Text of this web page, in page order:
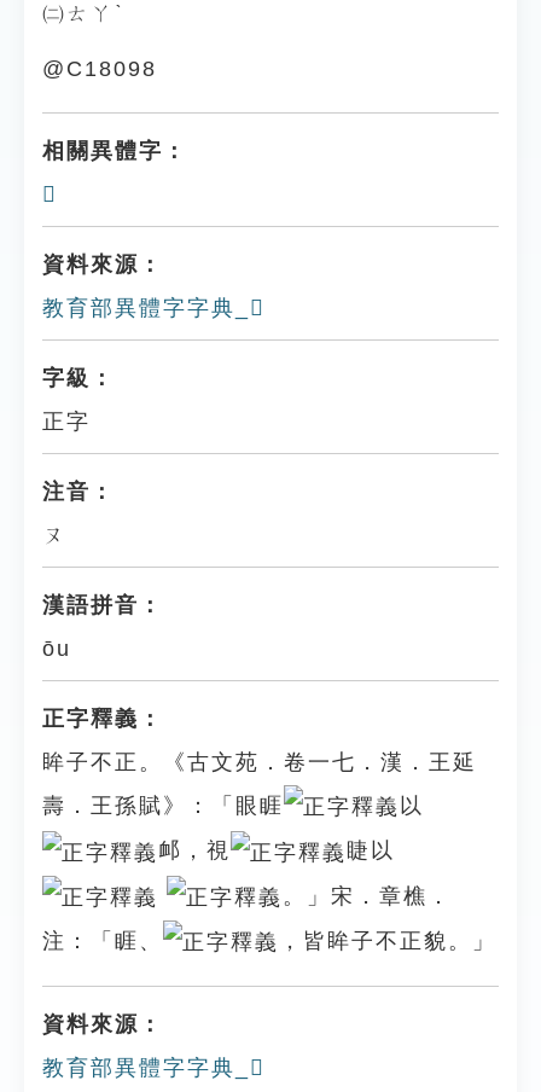
㈡ㄊㄚˋ
@C18098
相關異體字：
𪑥
資料來源：
教育部異體字字典_𪒂
字級：
正字
注音：
ㄡ
漢語拼音：
ōu
正字釋義：
眸子不正。《古文苑．卷一七．漢．王延
壽．王孫賦》：「眼睚
以
䘏，視
睫以
。」宋．章樵．
注：「睚、
，皆眸子不正貌。」
資料來源：
教育部異體字字典_𪒂